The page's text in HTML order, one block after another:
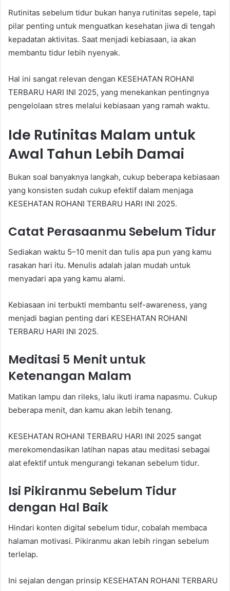
Rutinitas sebelum tidur bukan hanya rutinitas sepele, tapi
pilar penting untuk menguatkan kesehatan jiwa di tengah
kepadatan aktivitas. Saat menjadi kebiasaan, ia akan
membantu tidur lebih nyenyak.
Hal ini sangat relevan dengan KESEHATAN ROHANI
TERBARU HARI INI 2025, yang menekankan pentingnya
pengelolaan stres melalui kebiasaan yang ramah waktu.
Ide Rutinitas Malam untuk
Awal Tahun Lebih Damai
Bukan soal banyaknya langkah, cukup beberapa kebiasaan
yang konsisten sudah cukup efektif dalam menjaga
KESEHATAN ROHANI TERBARU HARI INI 2025.
Catat Perasaanmu Sebelum Tidur
Sediakan waktu 5–10 menit dan tulis apa pun yang kamu
rasakan hari itu. Menulis adalah jalan mudah untuk
menyadari apa yang kamu alami.
Kebiasaan ini terbukti membantu self-awareness, yang
menjadi bagian penting dari KESEHATAN ROHANI
TERBARU HARI INI 2025.
Meditasi 5 Menit untuk
Ketenangan Malam
Matikan lampu dan rileks, lalu ikuti irama napasmu. Cukup
beberapa menit, dan kamu akan lebih tenang.
KESEHATAN ROHANI TERBARU HARI INI 2025 sangat
merekomendasikan latihan napas atau meditasi sebagai
alat efektif untuk mengurangi tekanan sebelum tidur.
Isi Pikiranmu Sebelum Tidur
dengan Hal Baik
Hindari konten digital sebelum tidur, cobalah membaca
halaman motivasi. Pikiranmu akan lebih ringan sebelum
terlelap.
Ini sejalan dengan prinsip KESEHATAN ROHANI TERBARU